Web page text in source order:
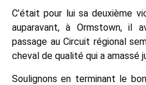
C’était pour lui sa deuxième
auparavant, à Ormstown, il
passage au Circuit régional
cheval de qualité qui a amassé
Soulignons en terminant le